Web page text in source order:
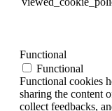
Functional
Functional
Functional cookies
sharing the content
collect feedbacks,